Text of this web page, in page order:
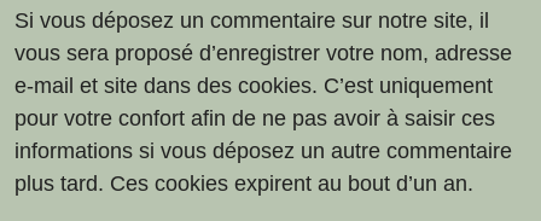
Si vous déposez un commentaire sur notre site, il
vous sera proposé d’enregistrer votre nom, adresse
e-mail et site dans des cookies. C’est uniquement
pour votre confort afin de ne pas avoir à saisir ces
informations si vous déposez un autre commentaire
plus tard. Ces cookies expirent au bout d’un an.